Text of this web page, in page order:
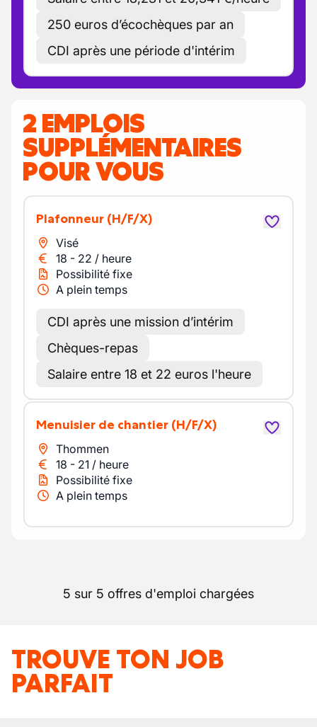
250 euros d’écochèques par an
CDI après une période d'intérim
2 EMPLOIS
SUPPLÉMENTAIRES
POUR VOUS
Plafonneur (H/F/X)
Visé
18 - 22 / heure
Possibilité fixe
A plein temps
CDI après une mission d’intérim
Chèques-repas
Salaire entre 18 et 22 euros l'heure
Menuisier de chantier (H/F/X)
Thommen
18 - 21 / heure
Possibilité fixe
A plein temps
5 sur 5 offres d'emploi chargées
TROUVE TON JOB
PARFAIT